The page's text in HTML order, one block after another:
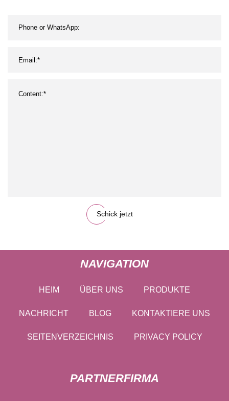
Schick jetzt
NAVIGATION
HEIM ÜBER UNS PRODUKTE
NACHRICHT BLOG KONTAKTIERE UNS
SEITENVERZEICHNIS PRIVACY POLICY
PARTNERFIRMA